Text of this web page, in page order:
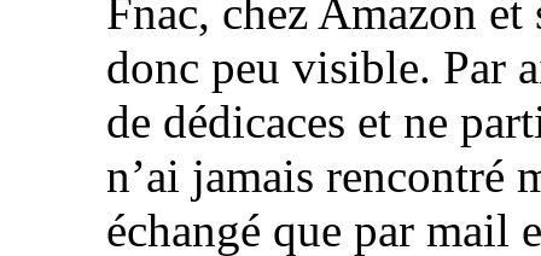
Fnac, chez Amazon
donc peu visible. Par
de dédicaces et ne
n’ai jamais rencontré
échangé que par mail